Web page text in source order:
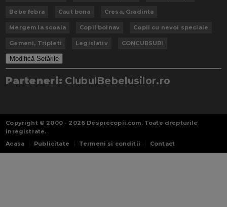
Bebe febra Caut bona Cresa, Gradinta
Mergem la scoala Copil bolnav Copii cu nevoi speciale
Gemeni, Tripleti Legislativ CONCURSURI
Modifică Setările
Parteneri: ClubulBebelusilor.ro
Copyright © 2000 - 2026 Desprecopii.com. Toate drepturile
inregistrate.
Acasa
Publicitate Termeni si conditii Contact